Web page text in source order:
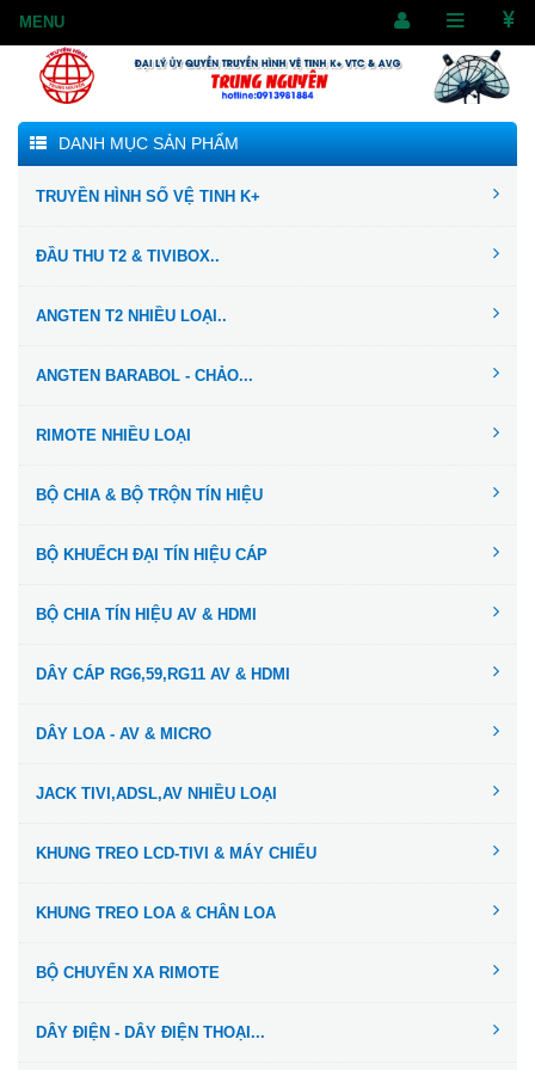
DANH MỤC SẢN PHẨM
TRUYỀN HÌNH SỐ VỆ TINH K+
ĐẦU THU T2 & TIVIBOX..
ANGTEN T2 NHIỀU LOẠI..
ANGTEN BARABOL - CHẢO...
RIMOTE NHIỀU LOẠI
BỘ CHIA & BỘ TRỘN TÍN HIỆU
BỘ KHUẾCH ĐẠI TÍN HIỆU CÁP
BỘ CHIA TÍN HIỆU AV & HDMI
DÂY CÁP RG6,59,RG11 AV & HDMI
DÂY LOA - AV & MICRO
JACK TIVI,ADSL,AV NHIỀU LOẠI
KHUNG TREO LCD-TIVI & MÁY CHIẾU
KHUNG TREO LOA & CHÂN LOA
BỘ CHUYỂN XA RIMOTE
DÂY ĐIỆN - DÂY ĐIỆN THOẠI...